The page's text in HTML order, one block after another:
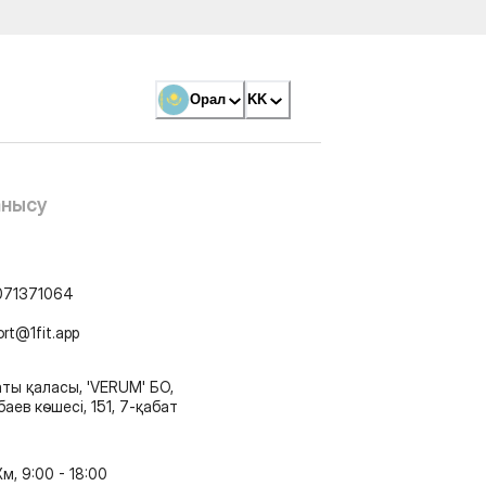
Орал KK
қаласы, 'VERUM' БО,
көшесі, 151, 7-қабат
9:00 - 18:00